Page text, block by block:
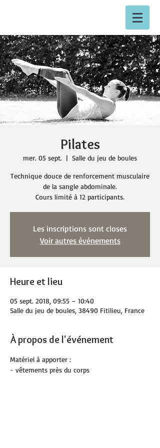
Pilates
mer. 05 sept.
  |
Salle du jeu de boules
Technique douce de renforcement musculaire
de la sangle abdominale.
Cours limité à 12 participants.
Les inscriptions sont closes
Voir autres événements
Heure et lieu
05 sept. 2018, 09:55 – 10:40
Salle du jeu de boules, 38490 Fitilieu, France
À propos de l'événement
Matériel à apporter :
- vêtements près du corps